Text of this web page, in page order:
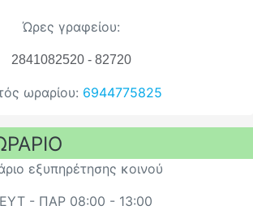
Ώρες γραφείου:
2841082520 - 82720
ωραρίου: 6944775825
εξυπηρέτησης κοινού
- ΠΑΡ 08:00 - 13:00